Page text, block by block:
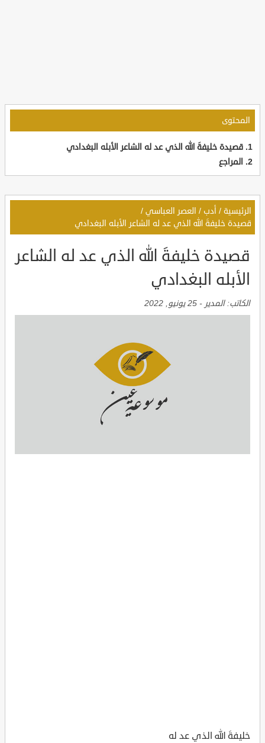
المحتوى
قصيدة خليفةَ الله الذي عد له الشاعر الأبله البغدادي
المراجع
الرئيسية / أدب / العصر العباسي /
قصيدة خليفةَ الله الذي عد له الشاعر الأبله البغدادي
قصيدة خليفةَ الله الذي عد له الشاعر
الأبله البغدادي
الكاتب:المدير - 25 يونيو, 2022
خليفةَ الله الذي عد له